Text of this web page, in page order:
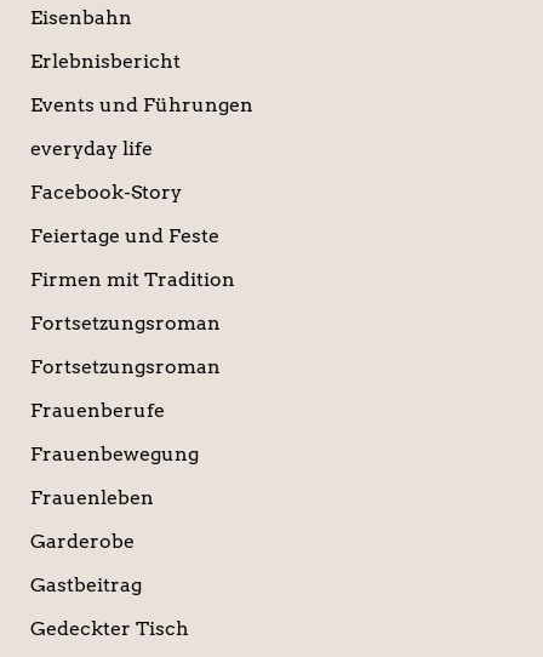
Eisenbahn
Erlebnisbericht
Events und Führungen
everyday life
Facebook-Story
Feiertage und Feste
Firmen mit Tradition
Fortsetzungsroman
Fortsetzungsroman
Frauenberufe
Frauenbewegung
Frauenleben
Garderobe
Gastbeitrag
Gedeckter Tisch